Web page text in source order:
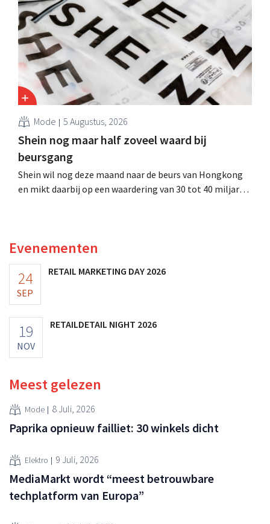
evenwel dat het verhaal hiermee niet eindigt.
Mode 5 Augustus, 2026
Shein nog maar half zoveel waard bij
beursgang
Shein wil nog deze maand naar de beurs van Hongkong
en mikt daarbij op een waardering van 30 tot 40 miljard
Evenementen
24
SEP
RETAIL MARKETING DAY 2026
19
NOV
RETAILDETAIL NIGHT 2026
Meest gelezen
Mode 8 Juli, 2026
Paprika opnieuw failliet: 30 winkels dicht
Elektro 9 Juli, 2026
MediaMarkt wordt “meest betrouwbare
techplatform van Europa”